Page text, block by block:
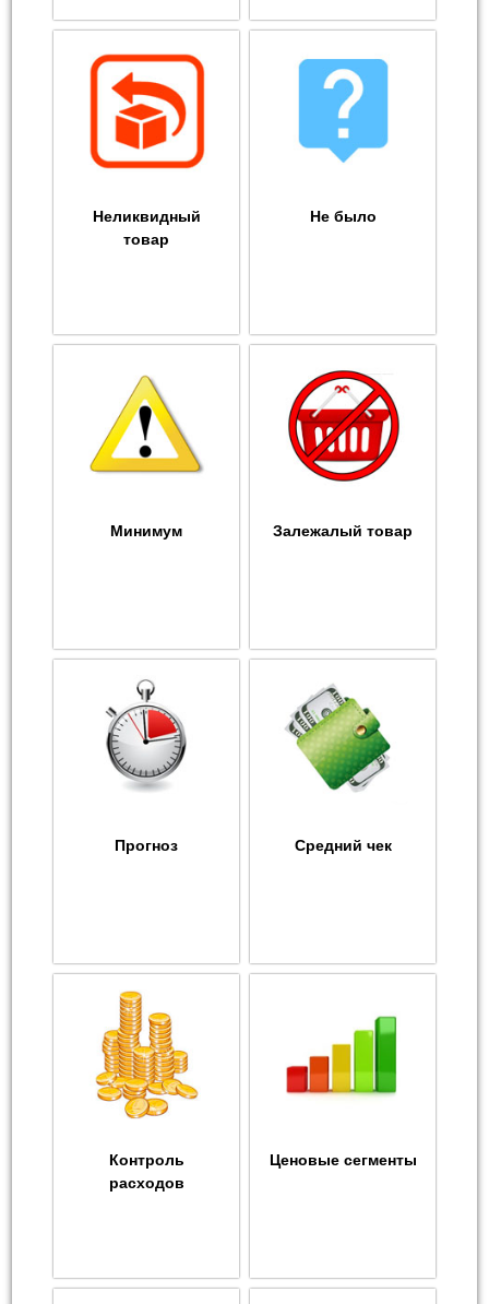
Неликвидный
товар
Не было
Минимум Залежалый товар
Прогноз Средний чек
Контроль
расходов
Ценовые сегменты